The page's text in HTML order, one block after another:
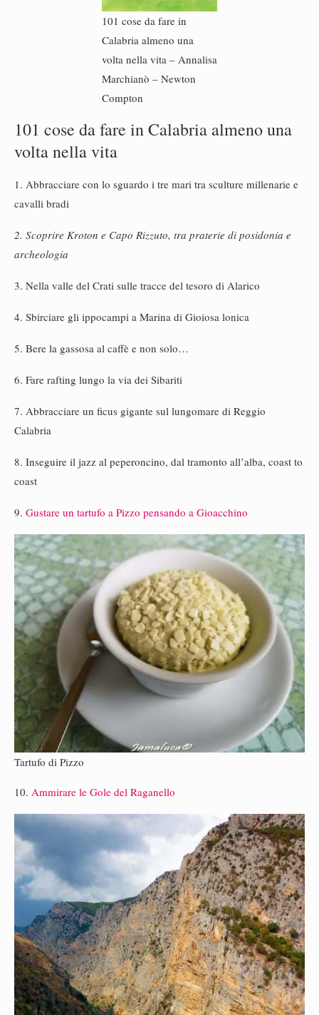
101 cose da fare in
Calabria almeno una
volta nella vita – Annalisa
Marchianò – Newton
Compton
101 cose da fare in Calabria almeno una
volta nella vita
1. Abbracciare con lo sguardo i tre mari tra sculture millenarie e
cavalli bradi
2. Scoprire Kroton e Capo Rizzuto, tra praterie di posidonia e
archeologia
3. Nella valle del Crati sulle tracce del tesoro di Alarico
4. Sbirciare gli ippocampi a Marina di Gioiosa lonica
5. Bere la gassosa al caffè e non solo…
6. Fare rafting lungo la via dei Sibariti
7. Abbracciare un ficus gigante sul lungomare di Reggio
Calabria
8. Inseguire il jazz al peperoncino, dal tramonto all’alba, coast to
coast
9. Gustare un tartufo a Pizzo pensando a Gioacchino
Tartufo di Pizzo
10. Ammirare le Gole del Raganello